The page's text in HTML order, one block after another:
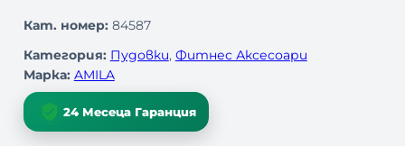
л
ч
е
с
т
Кат. номер: 84587
Категория: Пудовки, Фитнес Аксесоари
Марка: AMILA
24 Месеца Гаранция